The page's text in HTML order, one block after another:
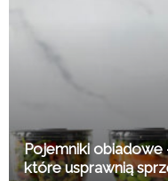
Pojemniki obiadowe
które usprawnią